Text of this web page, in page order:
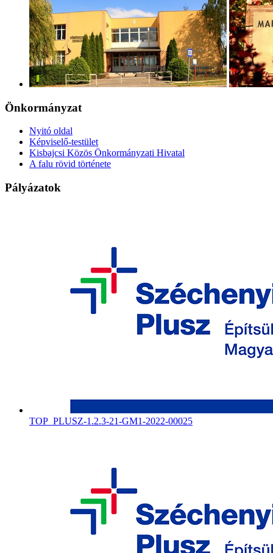
Önkormányzat
Nyitó oldal
Képviselő-testület
Kisbajcsi Közös Önkormányzati Hivatal
A falu rövid története
Pályázatok
TOP_PLUSZ-1.2.3-21-GM1-2022-00025